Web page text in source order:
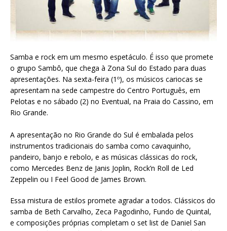
Samba e rock em um mesmo espetáculo. É isso que promete
o grupo Sambô, que chega à Zona Sul do Estado para duas
apresentações. Na sexta-feira (1º), os músicos cariocas se
apresentam na sede campestre do Centro Português, em
Pelotas e no sábado (2) no Eventual, na Praia do Cassino, em
Rio Grande.
A apresentação no Rio Grande do Sul é embalada pelos
instrumentos tradicionais do samba como cavaquinho,
pandeiro, banjo e rebolo, e as músicas clássicas do rock,
como Mercedes Benz de Janis Joplin, Rock’n Roll de Led
Zeppelin ou I Feel Good de James Brown.
Essa mistura de estilos promete agradar a todos. Clássicos do
samba de Beth Carvalho, Zeca Pagodinho, Fundo de Quintal,
e composições próprias completam o set list de Daniel San